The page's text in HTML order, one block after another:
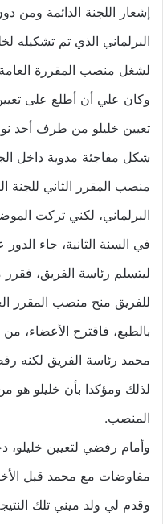
إشعار اللجنة الدائمة ومن
البرلماني الذي تم تشكيله
لشغل منصب المقررة العامة
وكان علي أن أطلع على
تعيين خليلو من طرف أحد
شكل مفاجئة مدوية داخل
منصب المقرر الثاني للجنة
البرلماني، لكني تركت
في السنة الثانية، جاء
ليتسلم رئاسة الفريق،
للفريق منح منصب المقرر
بالطبع، فاقترح الأعضاء،
محمد رئاسة الفريق لكنه
لذلك ومؤكدا بأن خليلو هو
المنصب.
وأمام رفضي لتعيين
مفاوضات مع محمد قبل
وقدم لي ولد ميني تلك